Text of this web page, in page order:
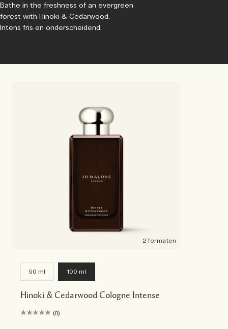
Bathe in the freshness of an evergreen
forest with Hinoki & Cedarwood.
Intens fris en onderscheidend.
2 formaten
50 ml 100 ml
Hinoki & Cedarwood Cologne Intense
(0)